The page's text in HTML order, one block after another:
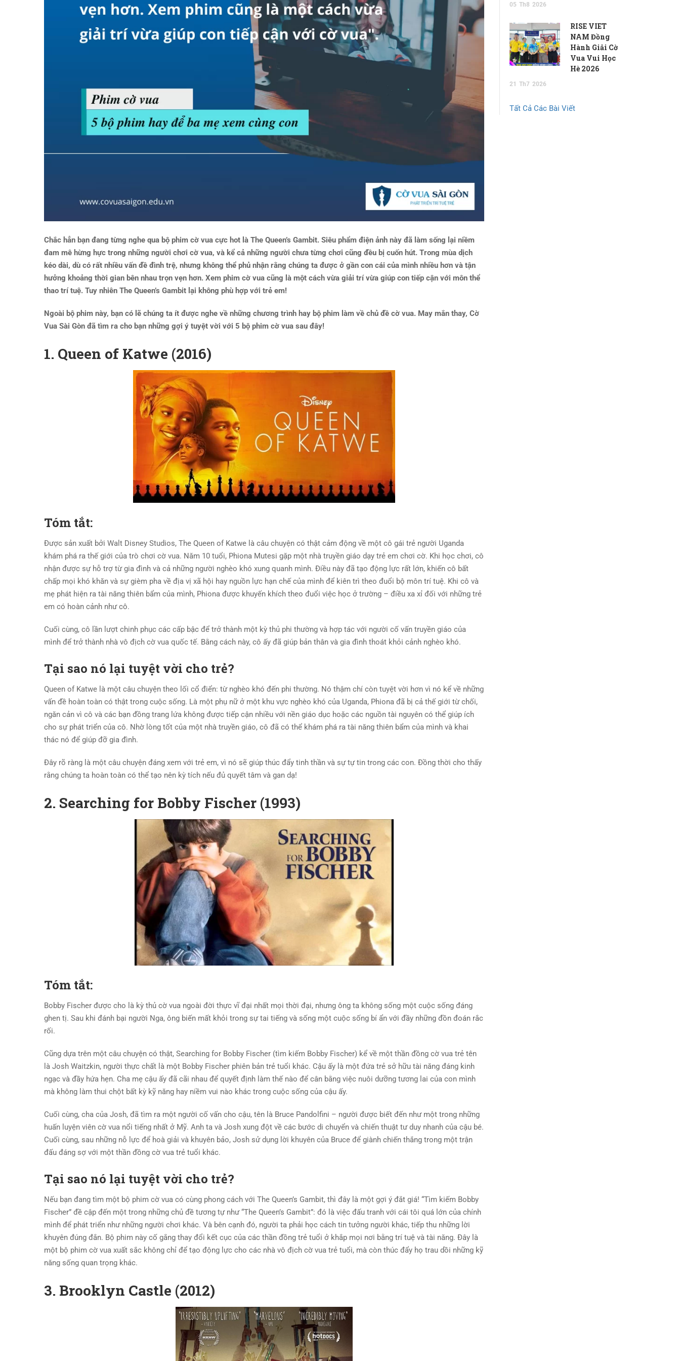
Chắc hẳn bạn đang từng nghe qua bộ phim cờ vua cực hot là The Queen’s Gambit. Siêu phẩm điện ảnh này đã làm sống lại niềm
đam mê hừng hực trong những người chơi cờ vua, và kể cả những người chưa từng chơi cũng đều bị cuốn hút. Trong mùa dịch
kéo dài, dù có rất nhiều vấn đề đình trệ, nhưng không thể phủ nhận rằng chúng ta được ở gần con cái của mình nhiều hơn và tận
hưởng khoảng thời gian bên nhau trọn vẹn hơn. Xem phim cờ vua cũng là một cách vừa giải trí vừa giúp con tiếp cận với môn thể
thao trí tuệ. Tuy nhiên The Queen’s Gambit lại không phù hợp với trẻ em!
Ngoài bộ phim này, bạn có lẽ chúng ta ít được nghe về những chương trình hay bộ phim làm về chủ đề cờ vua. May mắn thay, Cờ
Vua Sài Gòn đã tìm ra cho bạn những gợi ý tuyệt vời với 5 bộ phim cờ vua sau đây!
1. Queen of Katwe (2016)
Tóm tắt:
Được sản xuất bởi Walt Disney Studios, The Queen of Katwe là câu chuyện có thật cảm động về một cô gái trẻ người Uganda
khám phá ra thế giới của trò chơi cờ vua. Năm 10 tuổi, Phiona Mutesi gặp một nhà truyền giáo dạy trẻ em chơi cờ. Khi học chơi, cô
nhận được sự hỗ trợ từ gia đình và cả những người nghèo khó xung quanh mình. Điều này đã tạo động lực rất lớn, khiến cô bất
chấp mọi khó khăn và sự gièm pha về địa vị xã hội hay nguồn lực hạn chế của mình để kiên trì theo đuổi bộ môn trí tuệ. Khi cô và
mẹ phát hiện ra tài năng thiên bẩm của mình, Phiona được khuyến khích theo đuổi việc học ở trường – điều xa xỉ đối với những trẻ
em có hoàn cảnh như cô.
Cuối cùng, cô lần lượt chinh phục các cấp bậc để trở thành một kỳ thủ phi thường và hợp tác với người cố vấn truyền giáo của
mình để trở thành nhà vô địch cờ vua quốc tế. Bằng cách này, cô ấy đã giúp bản thân và gia đình thoát khỏi cảnh nghèo khó.
Tại sao nó lại tuyệt vời cho trẻ?
Queen of Katwe là một câu chuyện theo lối cổ điển: từ nghèo khó đến phi thường. Nó thậm chí còn tuyệt vời hơn vì nó kể về những
vấn đề hoàn toàn có thật trong cuộc sống. Là một phụ nữ ở một khu vực nghèo khó của Uganda, Phiona đã bị cả thế giới từ chối,
ngăn cản vì cô và các bạn đồng trang lứa không được tiếp cận nhiều với nền giáo dục hoặc các nguồn tài nguyên có thể giúp ích
cho sự phát triển của cô. Nhờ lòng tốt của một nhà truyền giáo, cô đã có thể khám phá ra tài năng thiên bẩm của mình và khai
thác nó để giúp đỡ gia đình.
Đây rõ ràng là một câu chuyện đáng xem với trẻ em, vì nó sẽ giúp thúc đẩy tinh thần và sự tự tin trong các con. Đồng thời cho thấy
rằng chúng ta hoàn toàn có thể tạo nên kỳ tích nếu đủ quyết tâm và gan dạ!
2. Searching for Bobby Fischer (1993)
Tóm tắt:
Bobby Fischer được cho là kỳ thủ cờ vua ngoài đời thực vĩ ​​đại nhất mọi thời đại, nhưng ông ta không sống một cuộc sống đáng
ghen tị. Sau khi đánh bại người Nga, ông biến mất khỏi trong sự tai tiếng và sống một cuộc sống bí ẩn với đầy những đồn đoán rắc
rối.
Cũng dựa trên một câu chuyện có thật, Searching for Bobby Fischer (tìm kiếm Bobby Fischer) kể về một thần đồng cờ vua trẻ tên
là Josh Waitzkin, người thực chất là một Bobby Fischer phiên bản trẻ tuổi khác. Cậu ấy là một đứa trẻ sở hữu tài năng đáng kinh
ngạc và đầy hứa hẹn. Cha mẹ cậu ấy đã cãi nhau để quyết định làm thế nào để cân bằng việc nuôi dưỡng tương lai của con mình
mà không làm thui chột bất kỳ kỹ năng hay niềm vui nào khác trong cuộc sống của cậu ấy.
Cuối cùng, cha của Josh, đã tìm ra một người cố vấn cho cậu, tên là Bruce Pandolfini – người được biết đến như một trong những
huấn luyện viên cờ vua nổi tiếng nhất ở Mỹ. Anh ta và Josh xung đột về các bước di chuyển và chiến thuật tư duy nhanh của cậu bé.
Cuối cùng, sau những nỗ lực để hoà giải và khuyên bảo, Josh sử dụng lời khuyên của Bruce để giành chiến thắng trong một trận
đấu đáng sợ với một thần đồng cờ vua trẻ tuổi khác.
Tại sao nó lại tuyệt vời cho trẻ?
Nếu bạn đang tìm một bộ phim cờ vua có cùng phong cách với The Queen’s Gambit, thì đây là một gợi ý đắt giá! “Tìm kiếm Bobby
Fischer” đề cập đến một trong những chủ đề tương tự như “The Queen’s Gambit”: đó là việc đấu tranh với cái tôi quá lớn của chính
mình để phát triển như những người chơi khác. Và bên cạnh đó, người ta phải học cách tin tưởng người khác, tiếp thu những lời
khuyên đúng đắn. Bộ phim này cố gắng thay đổi kết cục của các thần đồng trẻ tuổi ở khắp mọi nơi bằng trí tuệ và tài năng. Đây là
một bộ phim cờ vua xuất sắc không chỉ để tạo động lực cho các nhà vô địch cờ vua trẻ tuổi, mà còn thúc đẩy họ trau dồi những kỹ
năng sống quan trọng khác.
3. Brooklyn Castle (2012)
05 Th8 2026
RISE VIET
NAM Đồng
Hành Giải Cờ
Vua Vui Học
Hè 2026
21 Th7 2026
Tất Cả Các Bài Viết